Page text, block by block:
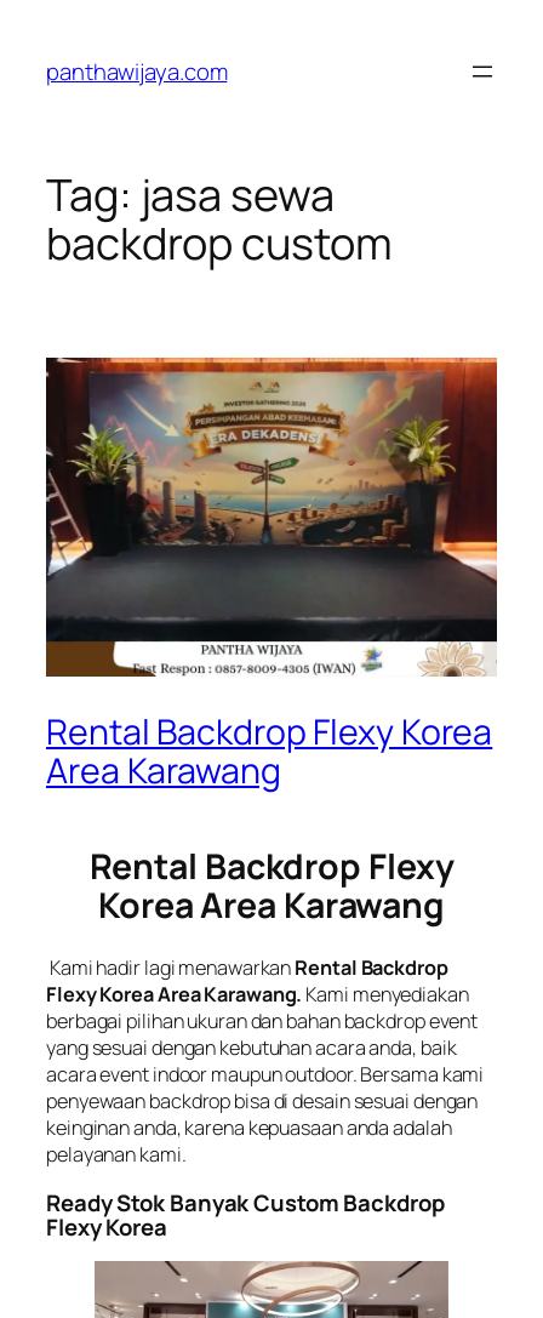
konten
panthawijaya.com
Tag: jasa sewa
backdrop custom
Rental Backdrop Flexy Korea
Area Karawang
Rental Backdrop Flexy
Korea Area Karawang
Kami hadir lagi menawarkanRental Backdrop
Flexy Korea Area Karawang. Kami menyediakan
berbagai pilihan ukuran dan bahan backdrop event
yang sesuai dengan kebutuhan acara anda, baik
acara event indoor maupun outdoor. Bersama kami
penyewaan backdrop bisa di desain sesuai dengan
keinginan anda, karena kepuasaan anda adalah
pelayanan kami.
Ready Stok Banyak Custom Backdrop
Flexy Korea